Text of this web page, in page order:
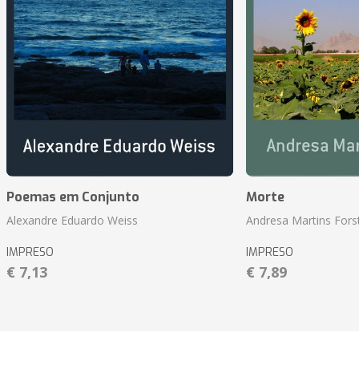
Poemas em Conjunto
Alexandre Eduardo Weiss
IMPRESO
€ 7,13
Morte
Andresa Martins
IMPRESO
€ 7,89